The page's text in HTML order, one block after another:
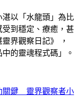
以「水龍頭」為比
到穩定、療癒，甚
界觀察日記》 ，
的靈魂程式碼」。
關鍵 靈界觀察者小